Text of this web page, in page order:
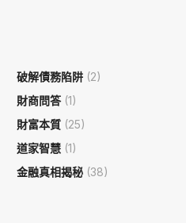
破解債務陷阱 (2)
財商問答(1)
財富本質 (25)
道家智慧 (1)
金融真相揭秘 (38)